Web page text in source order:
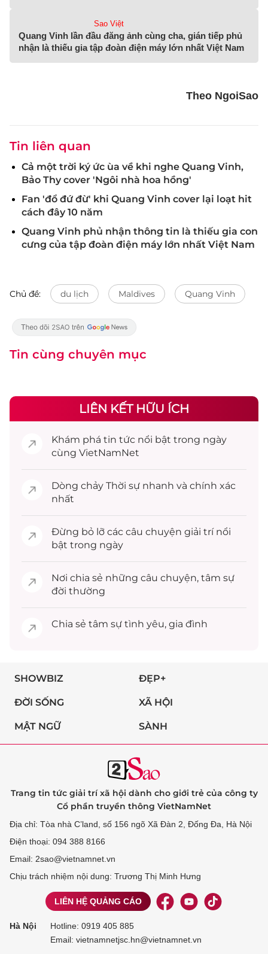
Sao Việt
Quang Vinh lần đầu đăng ảnh cùng cha, gián tiếp phủ
nhận là thiếu gia tập đoàn điện máy lớn nhất Việt Nam
Theo NgoiSao
Tin liên quan
Cả một trời ký ức ùa về khi nghe Quang Vinh,
Bảo Thy cover 'Ngôi nhà hoa hồng'
Fan 'đổ đứ đừ' khi Quang Vinh cover lại loạt hit
cách đây 10 năm
Quang Vinh phủ nhận thông tin là thiếu gia con
cưng của tập đoàn điện máy lớn nhất Việt Nam
Chủ đề: du lịch Maldives Quang Vinh
Tin cùng chuyên mục
LIÊN KẾT HỮU ÍCH
Khám phá tin tức nổi bật trong ngày
cùng VietNamNet
Dòng chảy Thời sự nhanh và chính xác
nhất
Đừng bỏ lỡ các câu chuyện giải trínổi
bật trong ngày
Nơi chia sẻ những câu chuyện, tâm sự
đời thường
Chia sẻ tâm sự tình yêu, gia đình
SHOWBIZ ĐẸP+
ĐỜI SỐNG XÃ HỘI
MẬT NGỮ SÀNH
Trang tin tức giải trí xã hội dành cho giới trẻ của công ty
Cổ phần truyền thông VietNamNet
Địa chỉ: Tòa nhà C’land, số 156 ngõ Xã Đàn 2, Đống Đa, Hà Nội
Điện thoại: 094 388 8166
Email: 2sao@vietnamnet.vn
Chịu trách nhiệm nội dung: Trương Thị Minh Hưng
LIÊN HỆ QUẢNG CÁO
Hà Nội Hotline: 0919 405 885
Email: vietnamnetjsc.hn@vietnamnet.vn